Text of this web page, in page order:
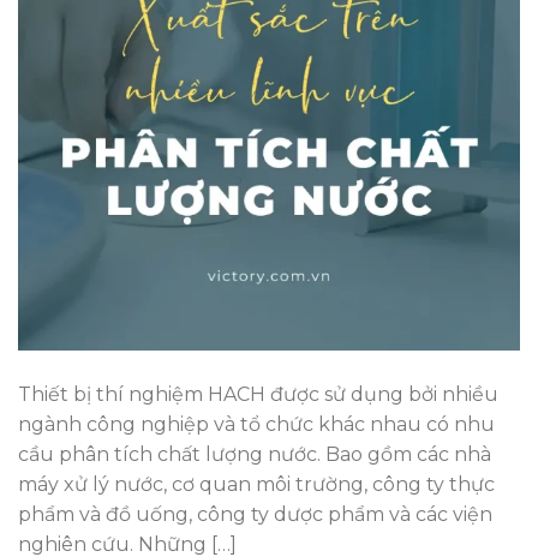
Thiết bị thí nghiệm HACH được sử dụng bởi nhiều
ngành công nghiệp và tổ chức khác nhau có nhu
cầu phân tích chất lượng nước. Bao gồm các nhà
máy xử lý nước, cơ quan môi trường, công ty thực
phẩm và đồ uống, công ty dược phẩm và các viện
nghiên cứu. Những […]